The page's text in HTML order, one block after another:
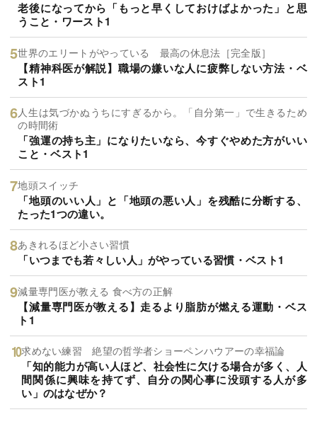
老後になってから「もっと早くしておけばよかった」と思
うこと・ワースト1
世界のエリートがやっている 最高の休息法［完全版］
【精神科医が解説】職場の嫌いな人に疲弊しない方法・ベ
スト1
人生は気づかぬうちにすぎるから。「自分第一」で生きるため
の時間術
「強運の持ち主」になりたいなら、今すぐやめた方がいい
こと・ベスト1
地頭スイッチ
「地頭のいい人」と「地頭の悪い人」を残酷に分断する、
たった1つの違い。
あきれるほど小さい習慣
「いつまでも若々しい人」がやっている習慣・ベスト1
減量専門医が教える 食べ方の正解
【減量専門医が教える】走るより脂肪が燃える運動・ベス
ト1
求めない練習 絶望の哲学者ショーペンハウアーの幸福論
「知的能力が高い人ほど、社会性に欠ける場合が多く、人
間関係に興味を持てず、自分の関心事に没頭する人が多
い」のはなぜか？